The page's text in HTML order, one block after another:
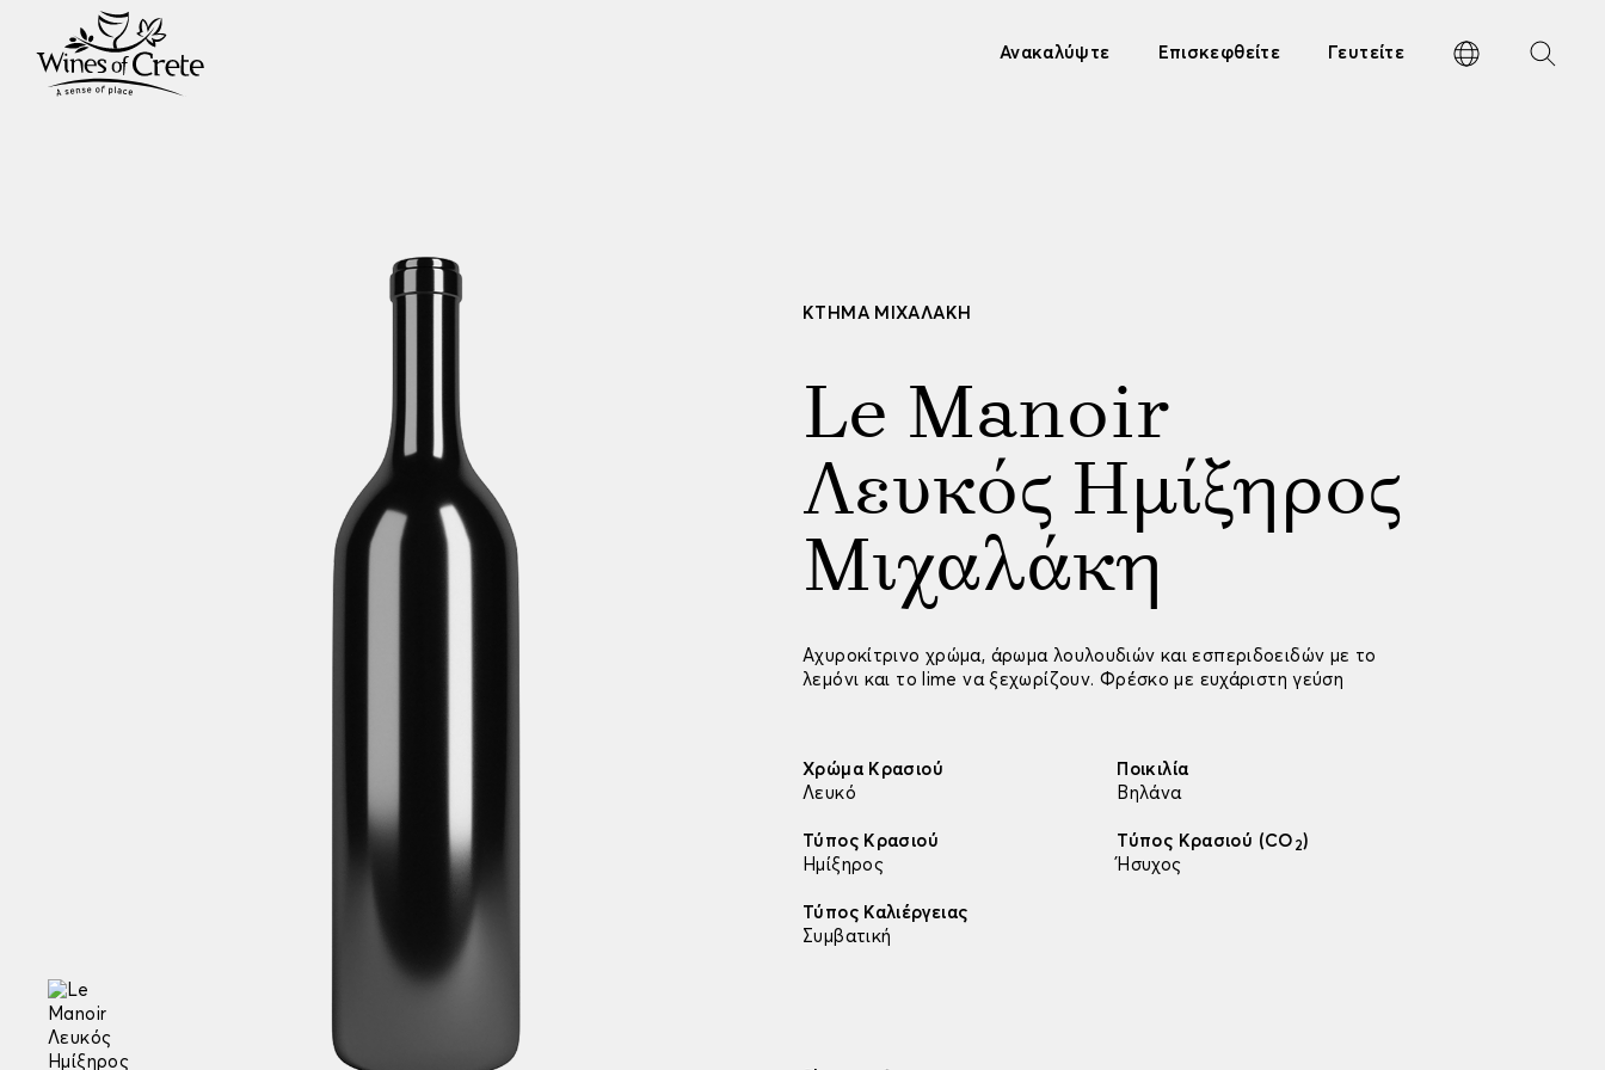
Ανακαλύψτε Επισκεφθείτε Γευτείτε
ΚΤΉΜΑ ΜΙΧΑΛΆΚΗ
Le Manoir
Λευκός Ημίξηρος
Μιχαλάκη
Αχυροκίτρινο χρώμα, άρωμα λουλουδιών και εσπεριδοειδών με το
λεμόνι και το lime να ξεχωρίζουν. Φρέσκο με ευχάριστη γεύση
Χρώμα Κρασιού
Λευκό
Ποικιλία
Βηλάνα
Τύπος Κρασιού
Ημίξηρος
Τύπος Κρασιού (CO 2)
Ήσυχος
Τύπος Καλιέργειας
Συμβατική